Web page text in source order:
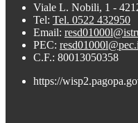
Viale L. Nobili, 1 -
Tel: Tel. 0522 432950
Email:
PEC:
C.F.: 80013050358
https://